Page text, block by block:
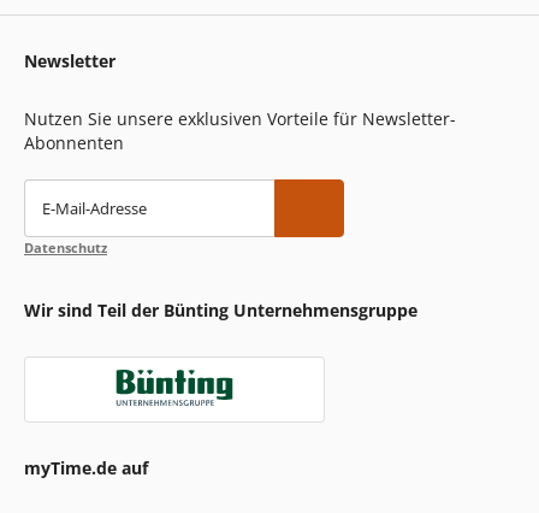
Newsletter
Nutzen Sie unsere exklusiven Vorteile für Newsletter-
Abonnenten
E-Mail-Adresse
Datenschutz
Wir sind Teil der Bünting Unternehmensgruppe
myTime.de auf